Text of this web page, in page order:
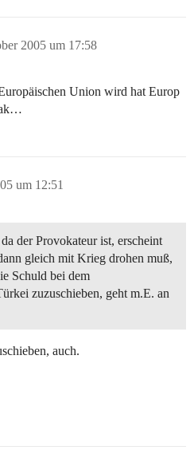
2005 um 17:58
Union wird hat Europ
um 12:51
der Provokateur ist, erscheint
gleich mit Krieg drohen muß,
Schuld bei dem
zuzuschieben, geht m.E. an
auch.